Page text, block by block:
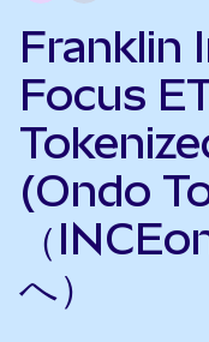
Franklin
Focus
(Ondo
（
へ）